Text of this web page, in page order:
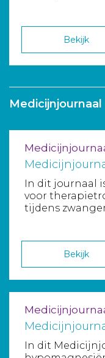
Bekijk
Medicijnjournaal
In dit journaal
voor
tijdens
Bekijk
In dit